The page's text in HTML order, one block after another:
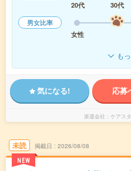
20代
30代
男女比率
女性
も
気になる! 応募
派遣会社 ケアス
未読
NEW
掲載日 2026/08/08